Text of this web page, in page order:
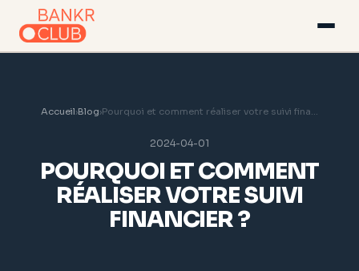
Accueil›Blog›Pourquoi et comment réaliser votre suivi fina...
2024-04-01
POURQUOI ET COMMENT
RÉALISER VOTRE SUIVI
FINANCIER ?